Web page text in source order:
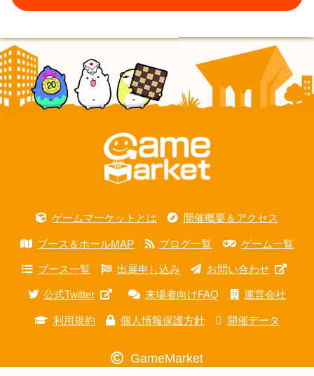
ゲームマーケットとは 開催概要＆アクセス
ブース＆ホールMAP ブログ一覧 ゲーム一覧
ブース一覧 出展申し込み お問い合わせ
公式Twitter 来場者向けFAQ 運営会社
利用規約 個人情報保護方針 開催データ
GameMarket